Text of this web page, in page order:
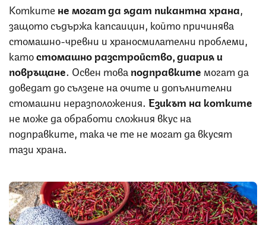
Котките не могат да ядат пикантна храна
защото съдържа капсаицин, който причинява
стомашно-чревни и храносмилателни проблеми,
катостомашно разстройство, диария и
повръщане. Освен това подправките могат да
доведат до сълзене на очите и допълнителни
стомашни неразположения. Езикът на котките
не може да обработи сложния вкус на
подправките, така че те не могат да вкусят
тази храна.